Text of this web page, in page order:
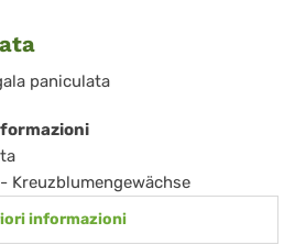
paniculata
Kreuzblumengewächse
informazioni